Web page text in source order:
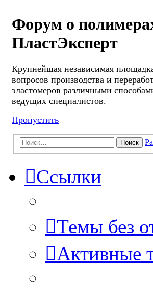
Форум о
ПластЭксперт
Крупнейшая независимая
вопросов производства и
эластомеров различными
ведущих специалистов.
Пропустить
Поиск
Ссылки
Темы без
Активные